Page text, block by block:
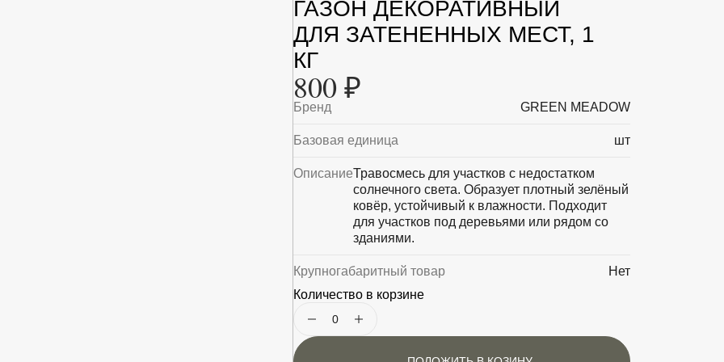
ГАЗОН ДЕКОРАТИВНЫЙ
ДЛЯ ЗАТЕНЕННЫХ МЕСТ, 1
КГ
800 ₽
Бренд GREEN MEADOW
Базовая единица шт
ОписаниеТравосмесь для участков с недостатком
солнечного света. Образует плотный зелёный
ковёр, устойчивый к влажности. Подходит
для участков под деревьями или рядом со
зданиями.
Крупногабаритный товар
Нет
Количество в корзине